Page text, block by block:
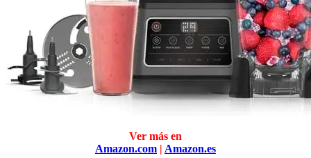
Ver más en
Amazon.com | Amazon.es